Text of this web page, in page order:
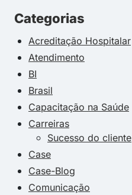
Categorias
Acreditação Hospitalar
Atendimento
BI
Brasil
Capacitação na Saúde
Carreiras
Sucesso do cliente
Case
Case-Blog
Comunicação